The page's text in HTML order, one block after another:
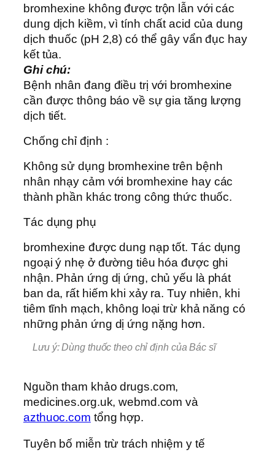
bromhexine không được trộn lẫn với các
dung dịch kiềm, vì tính chất acid của dung
dịch thuốc (pH 2,8) có thể gây vẩn đục hay
kết tủa.
Ghi chú:
Bệnh nhân đang điều trị với bromhexine
cần được thông báo về sự gia tăng lượng
dịch tiết.
Chống chỉ định :
Không sử dụng bromhexine trên bệnh
nhân nhạy cảm với bromhexine hay các
thành phần khác trong công thức thuốc.
Tác dụng phụ
bromhexine được dung nạp tốt. Tác dụng
ngoại ý nhẹ ở đường tiêu hóa được ghi
nhận. Phản ứng dị ứng, chủ yếu là phát
ban da, rất hiếm khi xảy ra. Tuy nhiên, khi
tiêm tĩnh mạch, không loại trừ khả năng có
những phản ứng dị ứng nặng hơn.
Lưu ý: Dùng thuốc theo chỉ định của Bác sĩ
Nguồn tham khảo drugs.com,
medicines.org.uk, webmd.com và
azthuoc.com tổng hợp.
Tuyên bố miễn trừ trách nhiệm y tế